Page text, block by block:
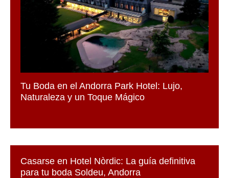
Tu Boda en el Andorra Park Hotel: Lujo,
Naturaleza y un Toque Mágico
Casarse en Hotel Nòrdic: La guía definitiva
para tu boda Soldeu, Andorra